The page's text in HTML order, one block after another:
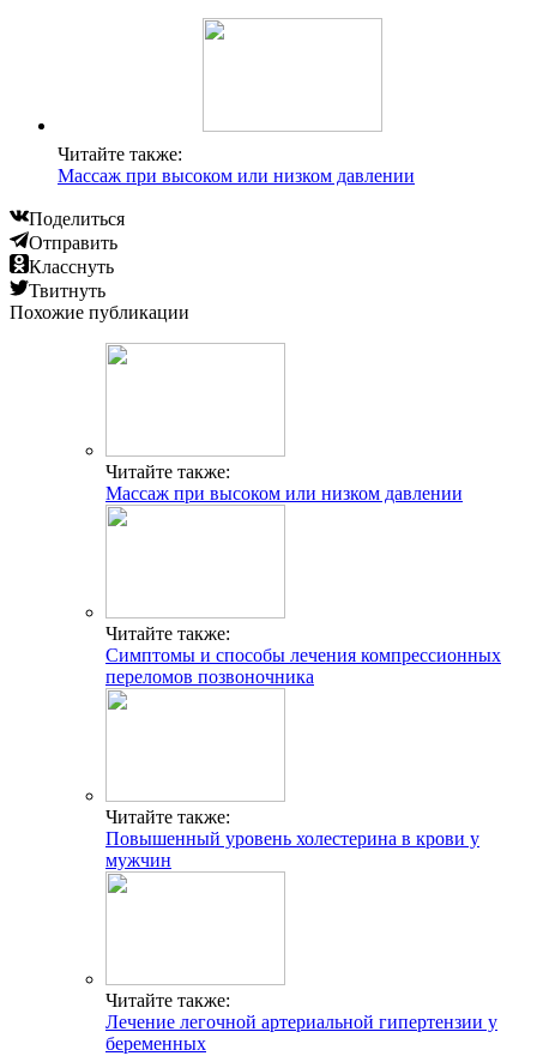
Читайте также:
Массаж при высоком или низком давлении
Поделиться
Отправить
Класснуть
Твитнуть
Похожие публикации
Читайте также:
Массаж при высоком или низком давлении
Читайте также:
Симптомы и способы лечения компрессионных
переломов позвоночника
Читайте также:
Повышенный уровень холестерина в крови у
мужчин
Читайте также:
Лечение легочной артериальной гипертензии у
беременных